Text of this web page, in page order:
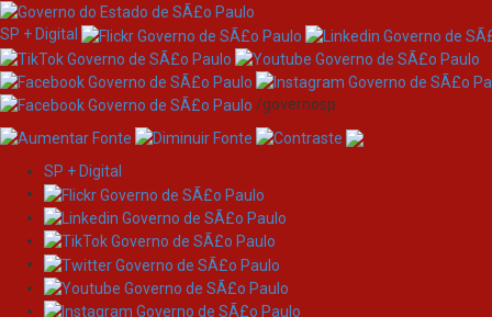
Skip
navigation
SP + Digital
/governosp
SP + Digital
Search